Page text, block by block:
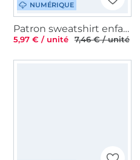
NUMÉRIQUE
Patron sweatshirt enfant pdf Susa + Basti TOSCAminni Schnittmanufaktur, en allemand
5,97 € / unité 7,46 € / unité